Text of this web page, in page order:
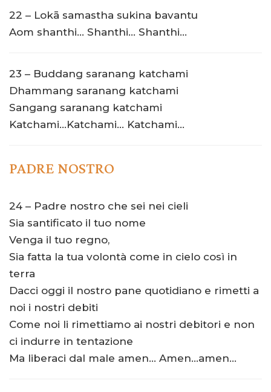
22 – Lokā samastha sukina bavantu
Aom shanthi… Shanthi… Shanthi…
23 – Buddang saranang katchami
Dhammang saranang katchami
Sangang saranang katchami
Katchami…Katchami… Katchami…
PADRE NOSTRO
24 – Padre nostro che sei nei cieli
Sia santificato il tuo nome
Venga il tuo regno,
Sia fatta la tua volontà come in cielo così in
terra
Dacci oggi il nostro pane quotidiano e rimetti a
noi i nostri debiti
Come noi li rimettiamo ai nostri debitori e non
ci indurre in tentazione
Ma liberaci dal male amen… Amen…amen…